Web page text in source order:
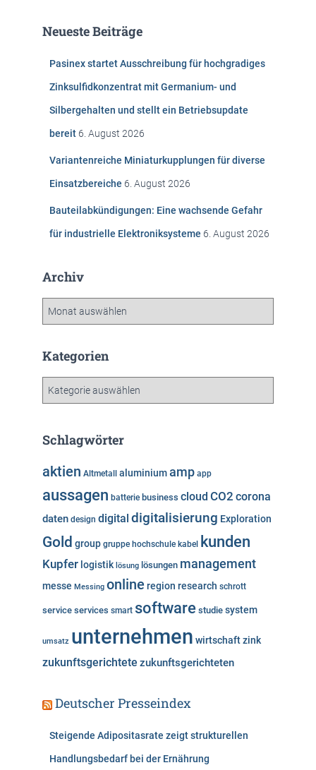
n
Neueste Beiträge
Pasinex startet Ausschreibung für hochgradiges
Zinksulfidkonzentrat mit Germanium- und
Silbergehalten und stellt ein Betriebsupdate
bereit 6. August 2026
Variantenreiche Miniaturkupplungen für diverse
Einsatzbereiche 6. August 2026
Bauteilabkündigungen: Eine wachsende Gefahr
für industrielle Elektroniksysteme 6. August 2026
Archiv
h
Kategorien
g
r
i
n
Schlagwörter
aktien Altmetall aluminiumamp app
aussagen batterie business cloud CO2 corona
daten design digital digitalisierung Exploration
Gold group gruppe hochschule kabel kunden
Kupfer logistik lösung lösungen management
messe Messing online region research schrott
service services smart software studie system
umsatz unternehmen wirtschaftzink
zukunftsgerichtete zukunftsgerichteten
Deutscher Presseindex
Steigende Adipositasrate zeigt strukturellen
Handlungsbedarf bei der Ernährung